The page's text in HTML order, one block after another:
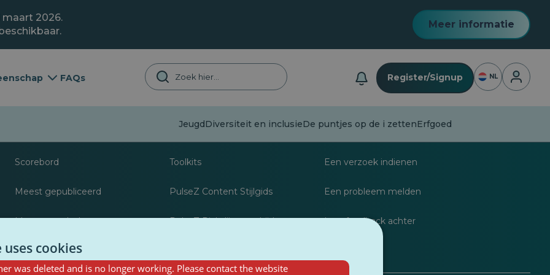
maart 2026.
Meer informatie
FAQs Register/Signup NL Inloggen
JeugdDiversiteit en inclusieDe puntjes op de i zettenErfgoed
Scorebord
Meest gepubliceerd
Meest gevolgd
Bronnen voor journalisten
Toolkits
PulseZ Content Stijlgids
PulseZ Richtlijn voor bijdragen
FAQs
Een verzoek indienen
Een probleem melden
Laat feedback achter
cookies
was deleted and is no longer working. Please contact the website